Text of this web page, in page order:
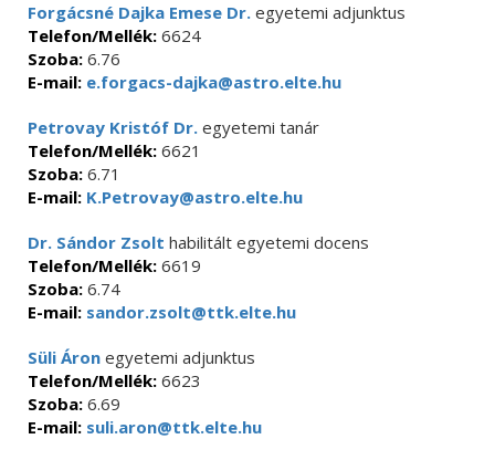
Forgácsné Dajka Emese Dr. egyetemi adjunktus
Telefon/Mellék: 6624
Szoba: 6.76
E-mail: e.forgacs-dajka@astro.elte.hu
Petrovay Kristóf Dr. egyetemi tanár
Telefon/Mellék: 6621
Szoba: 6.71
E-mail: K.Petrovay@astro.elte.hu
Dr. Sándor Zsolt habilitált egyetemi docens
Telefon/Mellék: 6619
Szoba: 6.74
E-mail: sandor.zsolt@ttk.elte.hu
Süli Áron egyetemi adjunktus
Telefon/Mellék: 6623
Szoba: 6.69
E-mail: suli.aron@ttk.elte.hu